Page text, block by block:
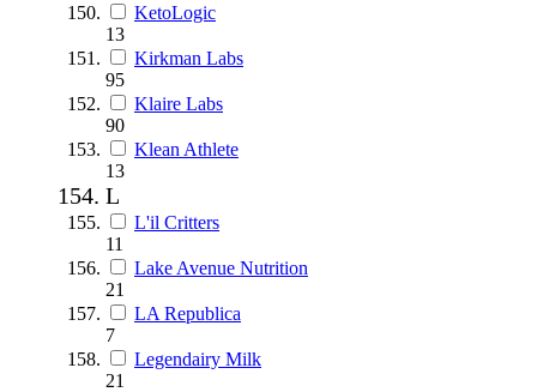
KetoLogic
13
Kirkman Labs
95
Klaire Labs
90
Klean Athlete
13
L
L'il Critters
11
Lake Avenue Nutrition
21
LA Republica
7
Legendairy Milk
21